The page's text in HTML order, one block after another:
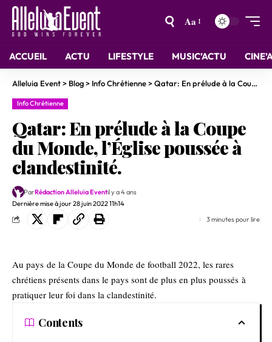
Aa
ACCUEIL ACTU LIFESTYLE MUSIC’ACTU
Alleluia Event> Blog> Info Chrétienne>Qatar: En prélude à la Coupe du Monde, l’Église poussée à clandestinité.
Info Chrétienne
Qatar: En prélude à la Coupe
du Monde, l’Église poussée à
clandestinité.
Dernière mise à jour 28 juin 2022 11h14
ParRédaction Alleluia Eventil y a 4 ans
3 minutes pour lire
Au pays de la Coupe du Monde de football 2022, les rares
chrétiens présents dans le pays sont de plus en plus poussés à
pratiquer leur foi dans la clandestinité.
Contents